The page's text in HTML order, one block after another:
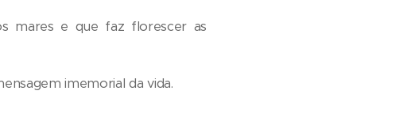
mares e que faz florescer as
imemorial da vida.